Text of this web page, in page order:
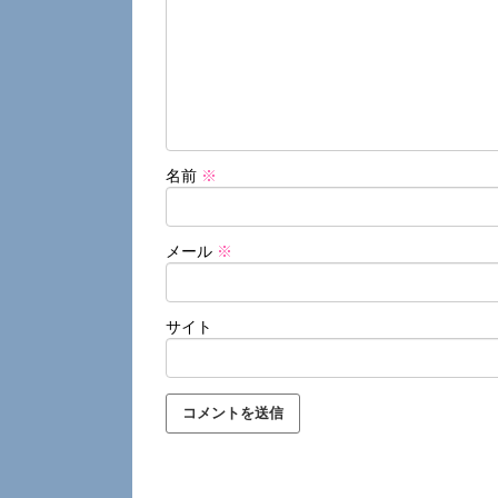
名前 ※
メール ※
サイト